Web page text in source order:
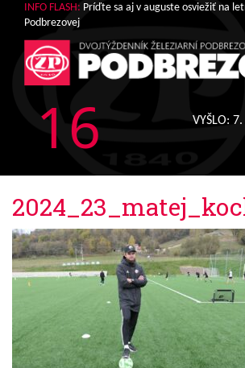
INFO FLASH: Príďte sa aj v auguste osviežiť na
Podbrezovej
16
VYŠLO: 7.